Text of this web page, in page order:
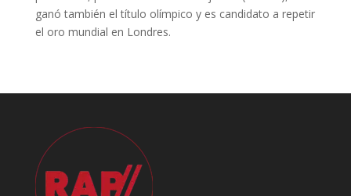
ganó también el título olímpico y es candidato a repetir
el oro mundial en Londres.